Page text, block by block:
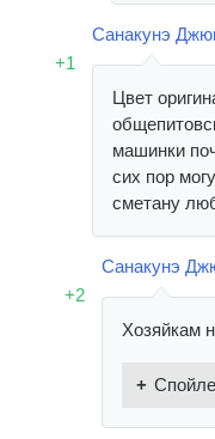
+1
Санакунэ
Цвет
машинки
сих пор
сметану
+2
Санакунэ
Хозяйкам